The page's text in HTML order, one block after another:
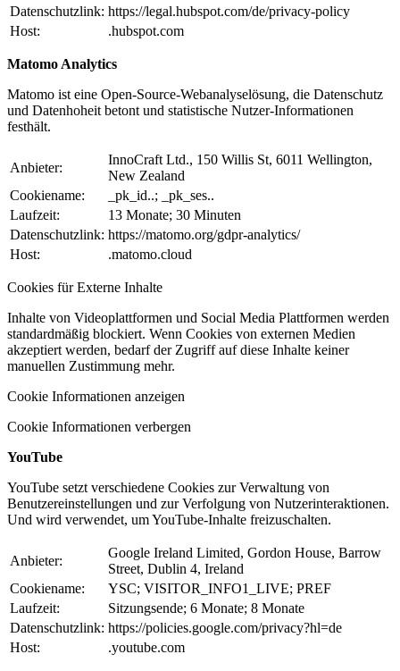
Datenschutzlink: https://legal.hubspot.com/de/privacy-policy
Host:
.hubspot.com
Matomo Analytics
Matomo ist eine Open-Source-Webanalyselösung, die Datenschutz
und Datenhoheit betont und statistische Nutzer-Informationen
festhält.
Anbieter:
InnoCraft Ltd., 150 Willis St, 6011 Wellington,
New Zealand
Cookiename:
_pk_id..; _pk_ses..
Laufzeit:
13 Monate; 30 Minuten
Datenschutzlink: https://matomo.org/gdpr-analytics/
Host:
.matomo.cloud
Cookies für Externe Inhalte
Inhalte von Videoplattformen und Social Media Plattformen werden
standardmäßig blockiert. Wenn Cookies von externen Medien
akzeptiert werden, bedarf der Zugriff auf diese Inhalte keiner
manuellen Zustimmung mehr.
Cookie Informationen anzeigen
Cookie Informationen verbergen
YouTube
YouTube setzt verschiedene Cookies zur Verwaltung von
Benutzereinstellungen und zur Verfolgung von Nutzerinteraktionen.
Und wird verwendet, um YouTube-Inhalte freizuschalten.
Anbieter:
Google Ireland Limited, Gordon House, Barrow
Street, Dublin 4, Ireland
Cookiename:
YSC; VISITOR_INFO1_LIVE; PREF
Laufzeit:
Sitzungsende; 6 Monate; 8 Monate
Datenschutzlink: https://policies.google.com/privacy?hl=de
Host:
.youtube.com